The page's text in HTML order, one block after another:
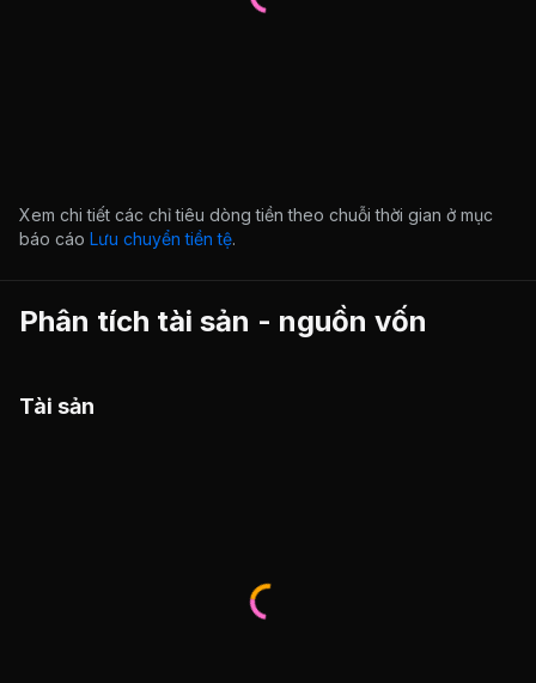
Xem chi tiết các chỉ tiêu dòng tiền theo chuỗi thời gian ở mục
báo cáo Lưu chuyển tiền tệ.
Phân tích tài sản - nguồn vốn
Tài sản